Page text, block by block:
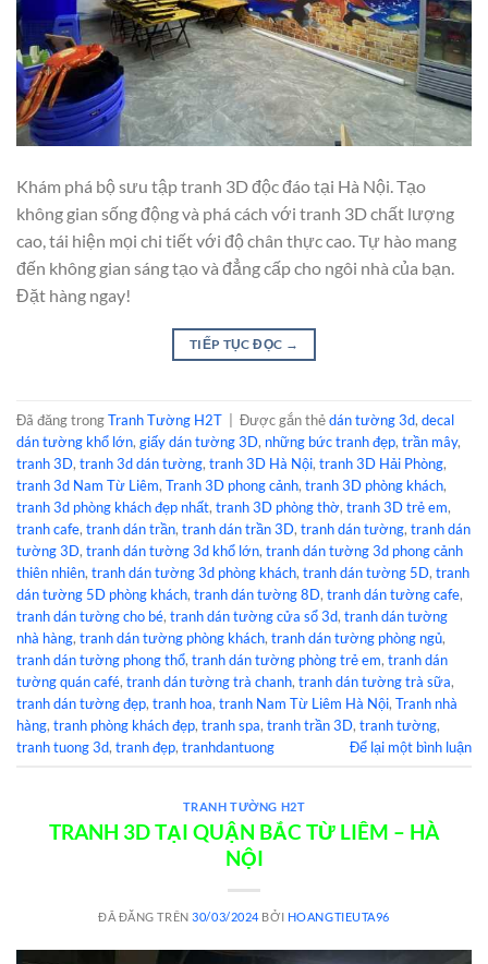
Khám phá bộ sưu tập tranh 3D độc đáo tại Hà Nội. Tạo
không gian sống động và phá cách với tranh 3D chất lượng
cao, tái hiện mọi chi tiết với độ chân thực cao. Tự hào mang
đến không gian sáng tạo và đẳng cấp cho ngôi nhà của bạn.
Đặt hàng ngay!
TIẾP TỤC ĐỌC →
Đã đăng trongTranh Tường H2T Được gắn thẻdán tường 3d, decal
dán tường khổ lớn, giấy dán tường 3D, những bức tranh đẹp, trần mây,
tranh 3D, tranh 3d dán tường, tranh 3D Hà Nội, tranh 3D Hải Phòng,
tranh 3d Nam Từ Liêm, Tranh 3D phong cảnh, tranh 3D phòng khách,
tranh 3d phòng khách đẹp nhất, tranh 3D phòng thờ, tranh 3D trẻ em,
tranh cafe, tranh dán trần, tranh dán trần 3D, tranh dán tường, tranh dán
tường 3D, tranh dán tường 3d khổ lớn, tranh dán tường 3d phong cảnh
thiên nhiên, tranh dán tường 3d phòng khách, tranh dán tường 5D, tranh
dán tường 5D phòng khách, tranh dán tường 8D, tranh dán tường cafe,
tranh dán tường cho bé, tranh dán tường cửa sổ 3d, tranh dán tường
nhà hàng, tranh dán tường phòng khách, tranh dán tường phòng ngủ,
tranh dán tường phong thổ, tranh dán tường phòng trẻ em, tranh dán
tường quán café, tranh dán tường trà chanh, tranh dán tường trà sữa,
tranh dán tường đẹp, tranh hoa, tranh Nam Từ Liêm Hà Nội, Tranh nhà
hàng, tranh phòng khách đẹp, tranh spa, tranh trần 3D, tranh tường,
tranh tuong 3d, tranh đẹp, tranhdantuong Để lại một bình luận
TRANH TƯỜNG H2T
TRANH 3D TẠI QUẬN BẮC TỪ LIÊM – HÀ
NỘI
ĐÃ ĐĂNG TRÊN30/03/2024 BỞI HOANGTIEUTA96